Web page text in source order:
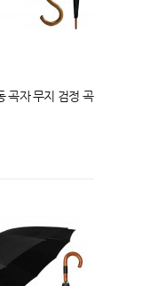
곡자 무지 검정 곡